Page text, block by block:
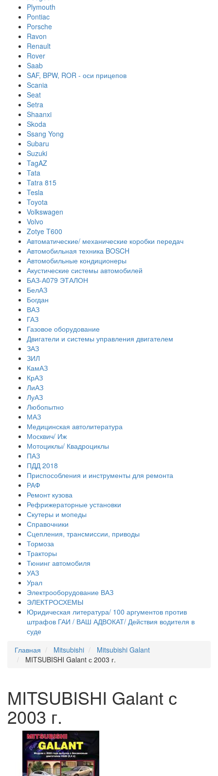
Plymouth
Pontiac
Porsche
Ravon
Renault
Rover
Saab
SAF, BPW, ROR - оси прицепов
Scania
Seat
Setra
Shaanxi
Skoda
Ssang Yong
Subaru
Suzuki
TagAZ
Tata
Tatra 815
Tesla
Toyota
Volkswagen
Volvo
Zotye T600
Автоматические/ механические коробки передач
Автомобильная техника BOSCH
Автомобильные кондиционеры
Акустические системы автомобилей
БАЗ-А079 ЭТАЛОН
БелАЗ
Богдан
ВАЗ
ГАЗ
Газовое оборудование
Двигатели и системы управления двигателем
ЗАЗ
ЗИЛ
КамАЗ
КрАЗ
ЛиАЗ
ЛуАЗ
Любопытно
МАЗ
Медицинская автолитература
Москвич/ Иж
Мотоциклы/ Квадроциклы
ПАЗ
ПДД 2018
Приспособления и инструменты для ремонта
РАФ
Ремонт кузова
Рефрижераторные установки
Скутеры и мопеды
Справочники
Сцепления, трансмиссии, приводы
Тормоза
Тракторы
Тюнинг автомобиля
УАЗ
Урал
Электрооборудование ВАЗ
ЭЛЕКТРОСХЕМЫ
Юридическая литература/ 100 аргументов против
штрафов ГАИ / ВАШ АДВОКАТ/ Действия водителя в
суде
Главная
Mitsubishi
Mitsubishi Galant
MITSUBISHI Galant с 2003 г.
MITSUBISHI Galant с
2003 г.